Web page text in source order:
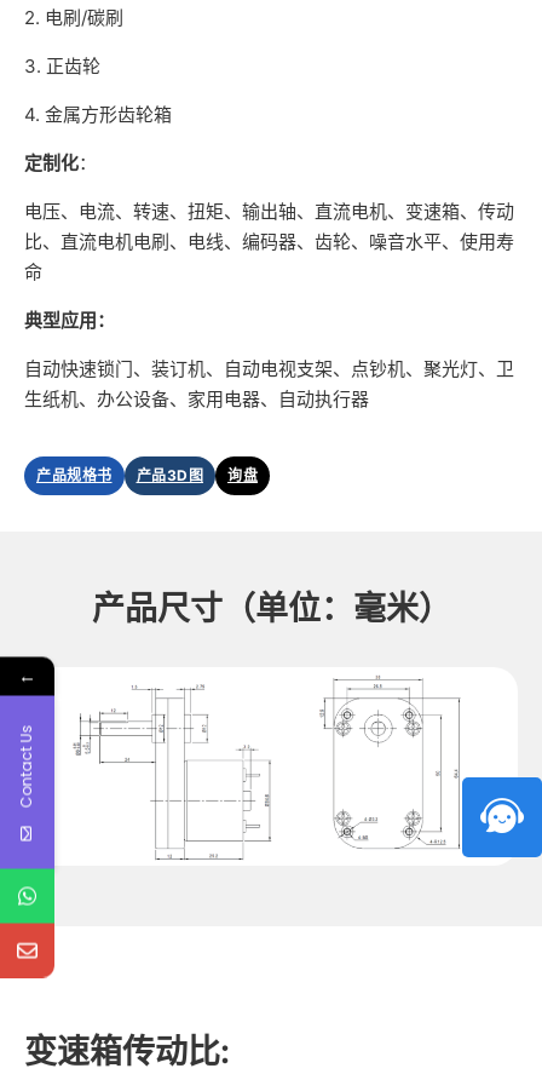
2. 电刷/碳刷
3. 正齿轮
4. 金属方形齿轮箱
定制化：
电压、电流、转速、扭矩、输出轴、直流电机、变速箱、传动
比、直流电机电刷、电线、编码器、齿轮、噪音水平、使用寿
命
典型应用：
自动快速锁门、装订机、自动电视支架、点钞机、聚光灯、卫
生纸机、办公设备、家用电器、自动执行器
产品规格书 产品3D图 询盘
产品尺寸（单位：毫米）
变速箱传动比:
←
Contact Us